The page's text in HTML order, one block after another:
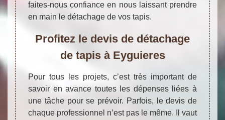
faites-nous confiance en nous laissant prendre
en main le détachage de vos tapis.
Profitez le devis de détachage
de tapis à Eyguieres
Pour tous les projets, c’est très important de
savoir en avance toutes les dépenses liées à
une tâche pour se prévoir. Parfois, le devis de
chaque professionnel n’est pas le même. Il vaut